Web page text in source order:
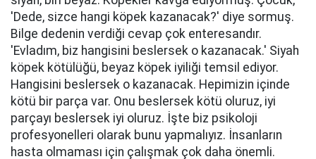
'Dede, sizce hangi köpek kazanacak?' diye sormuş.
Bilge dedenin verdiği cevap çok enteresandır.
'Evladım, biz hangisini beslersek o kazanacak.' Siyah
köpek kötülüğü, beyaz köpek iyiliği temsil ediyor.
Hangisini beslersek o kazanacak. Hepimizin içinde
kötü bir parça var. Onu beslersek kötü oluruz, iyi
parçayı beslersek iyi oluruz. İşte biz psikoloji
profesyonelleri olarak bunu yapmalıyız. İnsanların
hasta olmaması için çalışmak çok daha önemli.